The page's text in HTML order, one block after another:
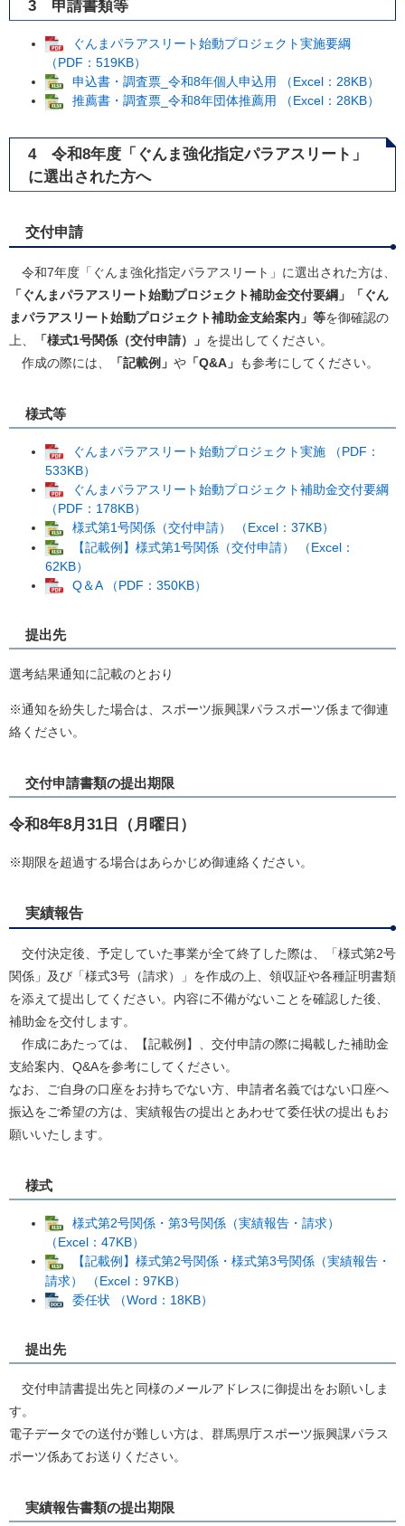
3 申請書類等
ぐんまパラアスリート始動プロジェクト実施要綱
（PDF：519KB）
申込書・調査票_令和8年個人申込用 （Excel：28KB）
推薦書・調査票_令和8年団体推薦用 （Excel：28KB）
4 令和8年度「ぐんま強化指定パラアスリート」
に選出された方へ
交付申請
令和7年度「ぐんま強化指定パラアスリート」に選出された方は、
「ぐんまパラアスリート始動プロジェクト補助金交付要綱」「ぐん
まパラアスリート始動プロジェクト補助金支給案内」等を御確認の
上、
「様式1号関係（交付申請）」 を提出してください。
作成の際には、
「記載例」 や 「Q&A」 も参考にしてください。
様式等
ぐんまパラアスリート始動プロジェクト実施 （PDF：
533KB）
ぐんまパラアスリート始動プロジェクト補助金交付要綱
（PDF：178KB）
様式第1号関係（交付申請） （Excel：37KB）
【記載例】様式第1号関係（交付申請） （Excel：
62KB）
Q＆A （PDF：350KB）
提出先
選考結果通知に記載のとおり
※通知を紛失した場合は、スポーツ振興課パラスポーツ係まで御連
絡ください。
交付申請書類の提出期限
令和8年8月31日（月曜日）
※期限を超過する場合はあらかじめ御連絡ください。
実績報告
交付決定後、予定していた事業が全て終了した際は、「様式第2号
関係」及び「様式3号（請求）」を作成の上、領収証や各種証明書類
を添えて提出してください。内容に不備がないことを確認した後、
補助金を交付します。
作成にあたっては、【記載例】、交付申請の際に掲載した補助金
支給案内、Q&Aを参考にしてください。
​なお、ご自身の口座をお持ちでない方、申請者名義ではない口座へ
振込をご希望の方は、実績報告の提出とあわせて委任状の提出もお
願いいたします。
様式
様式第2号関係・第3号関係（実績報告・請求）
（Excel：47KB）
【記載例】様式第2号関係・様式第3号関係（実績報告・
請求） （Excel：97KB）
委任状 （Word：18KB）
提出先
交付申請書提出先と同様のメールアドレスに御提出をお願いしま
す。
電子データでの送付が難しい方は、群馬県庁スポーツ振興課パラス
ポーツ係あてお送りください。
実績報告書類の提出期限